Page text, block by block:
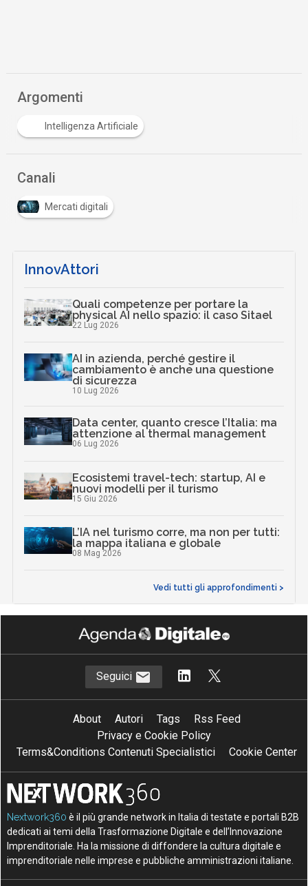
Argomenti
Intelligenza Artificiale
Canali
Mercati digitali
InnovAttori
Quali competenze per portare la
physical AI nello spazio: il caso Sitael
22 Lug 2026
AI in azienda, perché gestire il
cambiamento è anche una questione
di sicurezza
10 Lug 2026
Data center, quanto cresce l’Italia: ma
attenzione al thermal management
06 Lug 2026
Ecosistemi travel-tech: startup, AI e
nuovi modelli per il turismo
15 Giu 2026
L’IA nel turismo corre, ma non per tutti:
la mappa italiana e globale
08 Mag 2026
Vedi tutti gli approfondimenti >
Seguici
About Autori Tags
Rss Feed
Privacy e Cookie Policy
Terms&Conditions Contenuti Specialistici
Cookie Center
Nextwork360 è il più grande network in Italia di testate e portali B2B
dedicati ai temi della Trasformazione Digitale e dell’Innovazione
Imprenditoriale. Ha la missione di diffondere la cultura digitale e
imprenditoriale nelle imprese e pubbliche amministrazioni italiane.